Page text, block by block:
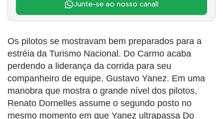
Junte-se ao nosso canal!
Os pilotos se mostravam bem preparados para a
estréia da Turismo Nacional. Do Carmo acaba
perdendo a liderança da corrida para seu
companheiro de equipe, Gustavo Yanez. Em uma
manobra que mostra o grande nível dos pilotos,
Renato Dornelles assume o segundo posto no
mesmo momento em que Yanez ultrapassa Do